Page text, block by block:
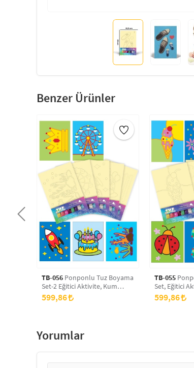
Benzer Ürünler
TB-056 Ponponlu Tuz Boyama
Set-2 Eğitici Aktivite, Kum
Boyama Oyunu
599,86
TB-055 Ponponlu
Set, Eğitici
Boyama
599,86
Yorumlar